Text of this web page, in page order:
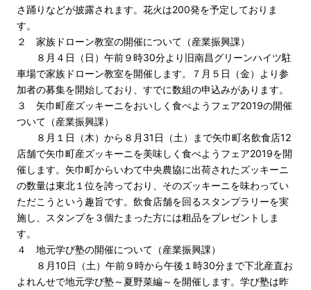
さ踊りなどが披露されます。花火は200発を予定しておりま
す。
２ 家族ドローン教室の開催について（産業振興課）
８月４日（日）午前９時30分より旧南昌グリーンハイツ駐
車場で家族ドローン教室を開催します。７月５日（金）より参
加者の募集を開始しており、すでに数組の申込みがあります。
３ 矢巾町産ズッキーニをおいしく食べようフェア2019の開催
ついて（産業振興課）
８月１日（木）から８月31日（土）まで矢巾町名飲食店12
店舗で矢巾町産ズッキーニを美味しく食べようフェア2019を開
催します。矢巾町からいわて中央農協に出荷されたズッキーニ
の数量は東北１位を誇っており、そのズッキーニを味わってい
ただこうという趣旨です。飲食店舗を回るスタンプラリーを実
施し、スタンプを３個たまった方には粗品をプレゼントしま
す。
４ 地元学び塾の開催について（産業振興課）
８月10日（土）午前９時から午後１時30分まで下北産直お
よれんせで地元学び塾～夏野菜編～を開催します。学び塾は昨